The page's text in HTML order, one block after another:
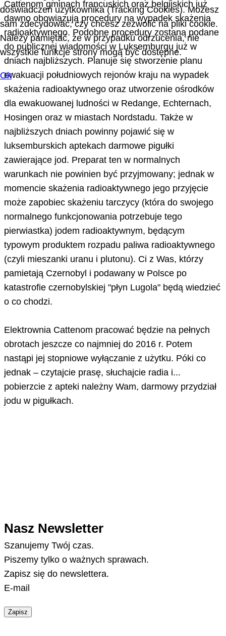
Cattenom gminach francuskich oraz belgijskich już
dawno obowiązują procedury na wypadek skażenia
radioaktywnego. Podobne procedury zostaną podane
do publicznej wiadomości w Luksemburgu już w
dniach najbliższych. Planuje się stworzenie planu
ewakuacji południowych rejonów kraju na wypadek
skażenia radioaktywnego oraz utworzenie ośrodków
dla ewakuowanej ludności w Redange, Echternach,
Hosingen oraz w miastach Nordstadu. Także w
najbliższych dniach powinny pojawić się w
luksemburskich aptekach darmowe pigułki
zawierające jod. Preparat ten w normalnych
warunkach nie powinien być przyjmowany; jednak w
momencie skażenia radioaktywnego jego przyjęcie
może zapobiec skażeniu tarczycy (która do swojego
normalnego funkcjonowania potrzebuje tego
pierwiastka) jodem radioaktywnym, będącym
typowym produktem rozpadu paliwa radioaktywnego
(czyli mieszanki uranu i plutonu). Ci z Was, którzy
pamietają Czernobyl i podawany w Polsce po
katastrofie czernobylskiej "płyn Lugola" będą wiedzieć
o co chodzi.
Elektrownia Cattenom pracować będzie na pełnych
obrotach jeszcze co najmniej do 2016 r. Potem
nastąpi jej stopniowe wyłączanie z użytku. Póki co
jednak – czytajcie prasę, słuchajcie radia i...
pobierzcie z apteki należny Wam, darmowy przydział
jodu w pigułkach.
Nasz Newsletter
Szanujemy Twój czas.
Piszemy tylko o ważnych sprawach.
Zapisz się do newslettera.
E-mail
Zapisz
doświadczeń użytkownika (Tracking Cookies). Możesz
sam zdecydować, czy chcesz zezwolić na pliki cookie.
Należy pamiętać, że w przypadku odrzucenia, nie
wszystkie funkcje strony mogą być dostępne.
Ok